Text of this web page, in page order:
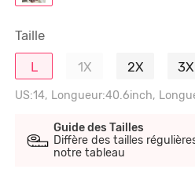
Taille
L
1X 2X 3X
US:14, Longueur:40.6inch,
Guide des Tailles
Diffère des tailles
notre tableau